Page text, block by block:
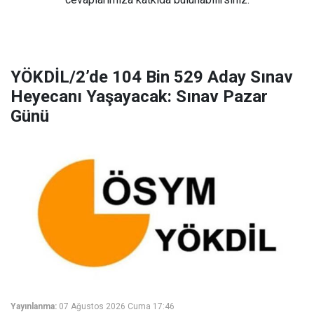
YÖKDİL/2’de 104 Bin 529 Aday Sınav
Heyecanı Yaşayacak: Sınav Pazar
Günü
Yayınlanma: 07 Ağustos 2026 Cuma 17:46